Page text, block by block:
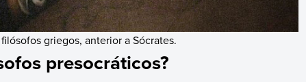
griegos, anterior a Sócrates.
presocráticos?